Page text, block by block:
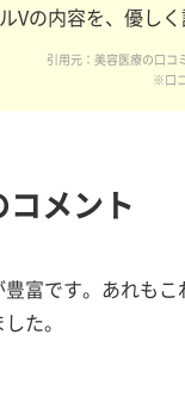
Vの内容を、優し
引用元：美容医療の口
※口
メント
富です。あれも
た。